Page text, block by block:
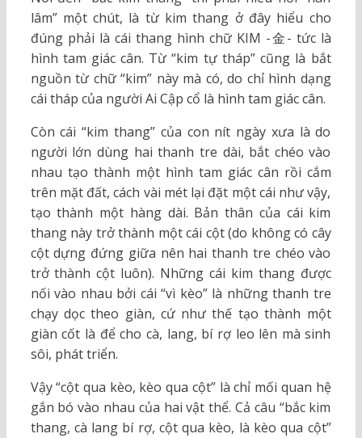
lâm” một chút, là từ kim thang ở đây hiểu cho
đúng phải là cái thang hình chữ KIM -金- tức là
hình tam giác cân. Từ “kim tự tháp” cũng là bắt
nguồn từ chữ “kim” này mà có, do chỉ hình dạng
cái tháp của người Ai Cập cổ là hình tam giác cân.
Còn cái “kim thang” của con nít ngày xưa là do
người lớn dùng hai thanh tre dài, bắt chéo vào
nhau tạo thành một hình tam giác cân rồi cắm
trên mặt đất, cách vài mét lại đặt một cái như vậy,
tạo thành một hàng dài. Bản thân của cái kim
thang này trở thành một cái cột (do không có cây
cột dựng đứng giữa nên hai thanh tre chéo vào
trở thành cột luôn). Những cái kim thang được
nối vào nhau bởi cái “vì kèo” là những thanh tre
chạy dọc theo giàn, cứ như thế tạo thành một
giàn cốt là để cho cà, lang, bí rợ leo lên mà sinh
sôi, phát triển.
Vậy “cột qua kèo, kèo qua cột” là chỉ mối quan hệ
gắn bó vào nhau của hai vật thể. Cả câu “bắc kim
thang, cà lang bí rợ, cột qua kèo, là kèo qua cột”